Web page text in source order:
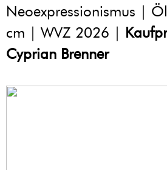
Neoexpressionismus |
cm | WVZ 2026 |
Cyprian Brenner